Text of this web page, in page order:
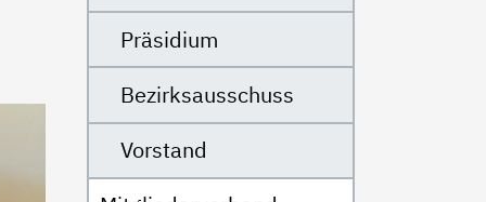
Präsidium
Bezirksausschuss
Vorstand